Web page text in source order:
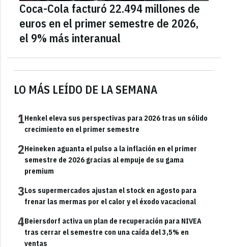
LO MÁS LEÍDO DE LA SEMANA
1Henkel eleva sus perspectivas para 2026 tras un sólido
crecimiento en el primer semestre
2Heineken aguanta el pulso a la inflación en el primer
semestre de 2026 gracias al empuje de su gama
premium
3Los supermercados ajustan el stock en agosto para
frenar las mermas por el calor y el éxodo vacacional
4Beiersdorf activa un plan de recuperación para NIVEA
tras cerrar el semestre con una caída del 3,5% en
ventas
Coca-Cola facturó 22.494 millones de
euros en el primer semestre de 2026,
el 9% más interanual